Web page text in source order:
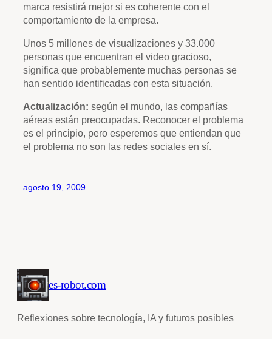
marca resistirá mejor si es coherente con el
comportamiento de la empresa.
Unos 5 millones de visualizaciones y 33.000
personas que encuentran el video gracioso,
significa que probablemente muchas personas se
han sentido identificadas con esta situación.
Actualización: según el mundo, las compañías
aéreas están preocupadas. Reconocer el problema
es el principio, pero esperemos que entiendan que
el problema no son las redes sociales en sí.
agosto 19, 2009
es-robot.com
Reflexiones sobre tecnología, IA y futuros posibles